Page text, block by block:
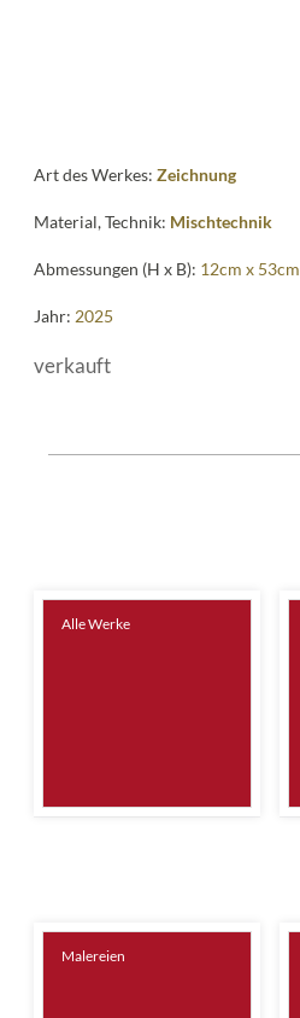
Art des Werkes:Zeichnung
Material, Technik: Mischtechnik
Abmessungen (H x B): 12cm x 53cm
Jahr: 2025
verkauft
Alle Werke
Malereien